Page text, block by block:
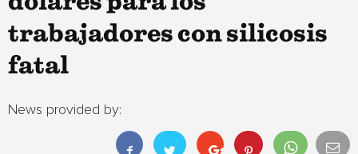
trabajadores con silicosis
fatal
News provided by: